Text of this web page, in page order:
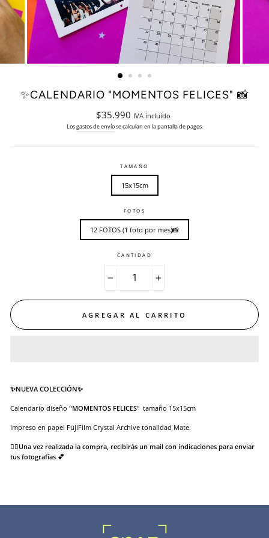
✨CALENDARIO "MOMENTOS FELICES" 📸
Precio
habitual
$35.990 IVA incluido
Losgastos de envíose calculan en la pantalla de pagos.
TAMAÑO
15x15cm
FOTOS
12 FOTOS (1 foto por mes)📸
CANTIDAD
AGREGAR AL CARRITO
✨NUEVA COLECCIÓN✨
Calendario diseño "MOMENTOS FELICES" tamaño 15x15cm
Impreso en papel FujiFilm Crystal Archive tonalidad Mate.
👉🏻Una vez realizada la compra, recibirás un mail con indicaciones para enviar
tus fotografías 💕